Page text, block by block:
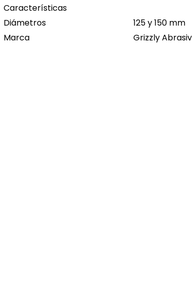
Características
Diámetros
125 y 150 mm
Marca
Grizzly